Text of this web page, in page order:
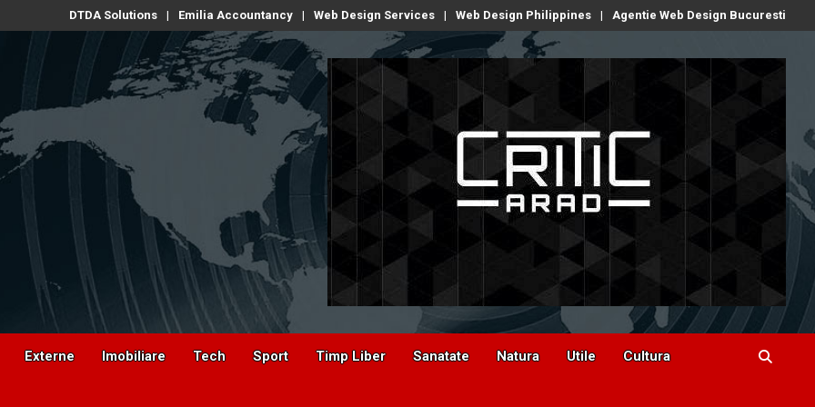
DTDA Solutions Emilia Accountancy Web Design Services Web Design Philippines Agentie Web Design Bucuresti
Externe Imobiliare Tech Sport Timp Liber Sanatate Natura Utile Cultura